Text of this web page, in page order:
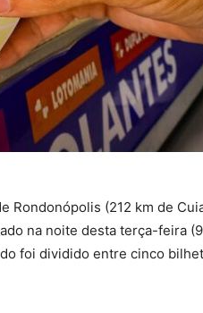
Rondonópolis (212 km de
na noite desta terça-feira
foi dividido entre cinco